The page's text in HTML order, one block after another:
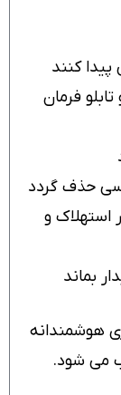
فرمان
حذف گردد
استهلاک و
بماند
هوشمندانه
می شود.